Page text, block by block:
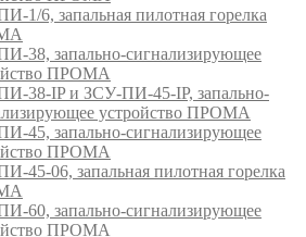
1/6, запальная пилотная горелка
38, запально-сигнализирующее
ПРОМА
38-IP и ЗСУ-ПИ-45-IP, запально-
устройство ПРОМА
45, запально-сигнализирующее
ПРОМА
45-06, запальная пилотная горелка
60, запально-сигнализирующее
ПРОМА